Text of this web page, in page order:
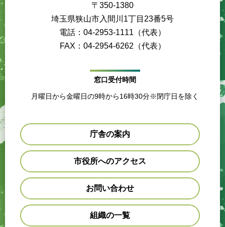
〒350-1380
埼玉県狭山市入間川1丁目23番5号
電話：04-2953-1111（代表）
FAX：04-2954-6262（代表）
窓口受付時間
月曜日から金曜日の9時から16時30分※閉庁日を除く
庁舎の案内
市役所へのアクセス
お問い合わせ
組織の一覧